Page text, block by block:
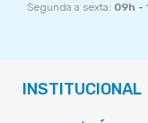
Segunda a sexta: 09h -
INSTITUCIONAL